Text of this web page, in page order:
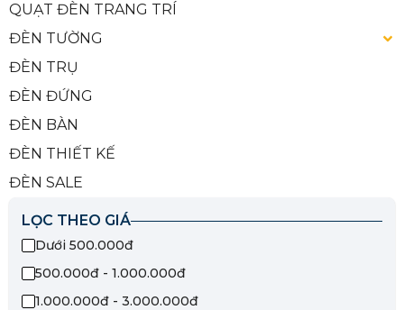
QUẠT ĐÈN TRANG TRÍ
ĐÈN TƯỜNG
ĐÈN TRỤ
ĐÈN ĐỨNG
ĐÈN BÀN
ĐÈN THIẾT KẾ
ĐÈN SALE
LỌC THEO GIÁ
Dưới 500.000đ
500.000đ - 1.000.000đ
1.000.000đ - 3.000.000đ